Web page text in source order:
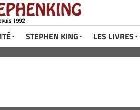
STEPHEN KING LES LIVRES